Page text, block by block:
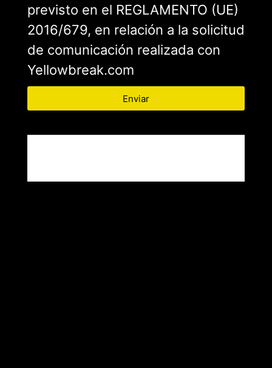
previsto en el REGLAMENTO (UE)
2016/679, en relación a la solicitud
de comunicación realizada con
Yellowbreak.com
Enviar